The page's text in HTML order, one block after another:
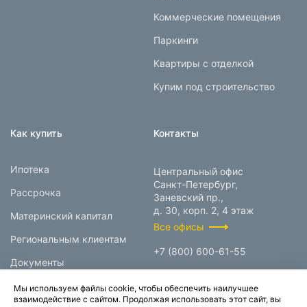
Коммерческие помещения
Паркинги
Квартиры с отделкой
Купим под строительство
Как купить
Ипотека
Рассрочка
Материнский капитал
Региональным клиентам
Документы
Контакты
Центральный офис
Санкт-Петербург,
Заневский пр.,
д. 30, корп. 2, 4 этаж
Все офисы
+7 (800) 600-61-55
Мы используем файлы cookie, чтобы обеспечить наилучшее
взаимодействие с сайтом. Продолжая использовать этот сайт, вы